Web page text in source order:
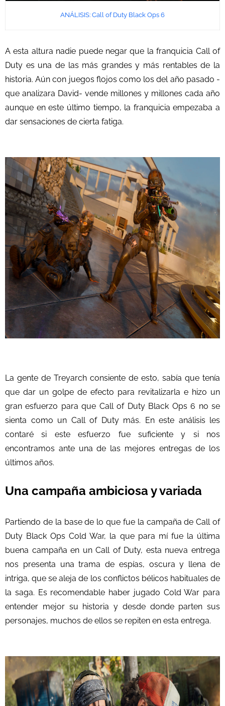
ANÁLISIS: Call of Duty Black Ops 6
A esta altura nadie puede negar que la franquicia Call of
Duty es una de las más grandes y más rentables de la
historia. Aún con juegos flojos como los del año pasado -
que analizara David- vende millones y millones cada año
aunque en este último tiempo, la franquicia empezaba a
dar sensaciones de cierta fatiga.
La gente de Treyarch consiente de esto, sabía que tenía
que dar un golpe de efecto para revitalizarla e hizo un
gran esfuerzo para que Call of Duty Black Ops 6 no se
sienta como un Call of Duty más. En este análisis les
contaré si este esfuerzo fue suficiente y si nos
encontramos ante una de las mejores entregas de los
últimos años.
Una campaña ambiciosa y variada
Partiendo de la base de lo que fue la campaña de Call of
Duty Black Ops Cold War, la que para mí fue la última
buena campaña en un Call of Duty, esta nueva entrega
nos presenta una trama de espías, oscura y llena de
intriga, que se aleja de los conflictos bélicos habituales de
la saga. Es recomendable haber jugado Cold War para
entender mejor su historia y desde donde parten sus
personajes, muchos de ellos se repiten en esta entrega.